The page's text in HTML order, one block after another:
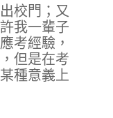
校門；又
我一輩子
考經驗，
但是在考
種意義上